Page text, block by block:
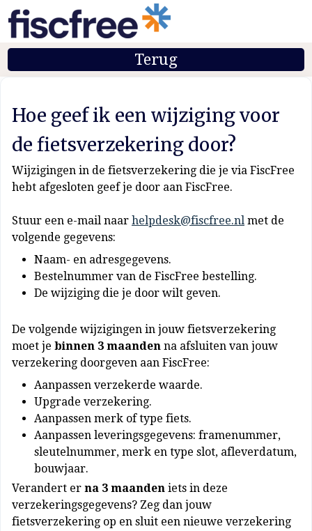
Terug
Hoe geef ik een wijziging voor
de fietsverzekering door?
Wijzigingen in de fietsverzekering die je via FiscFree
hebt afgesloten geef je door aan FiscFree.
Stuur een e-mail naar helpdesk@fiscfree.nl met de
volgende gegevens:
Naam- en adresgegevens.
Bestelnummer van de FiscFree bestelling.
De wijziging die je door wilt geven.
De volgende wijzigingen in jouw fietsverzekering
moet je binnen 3 maanden na afsluiten van jouw
verzekering doorgeven aan FiscFree:
Aanpassen verzekerde waarde.
Upgrade verzekering.
Aanpassen merk of type fiets.
Aanpassen leveringsgegevens: framenummer,
sleutelnummer, merk en type slot, afleverdatum,
bouwjaar.
Verandert er na 3 maanden iets in deze
verzekeringsgegevens? Zeg dan jouw
fietsverzekering op en sluit een nieuwe verzekering